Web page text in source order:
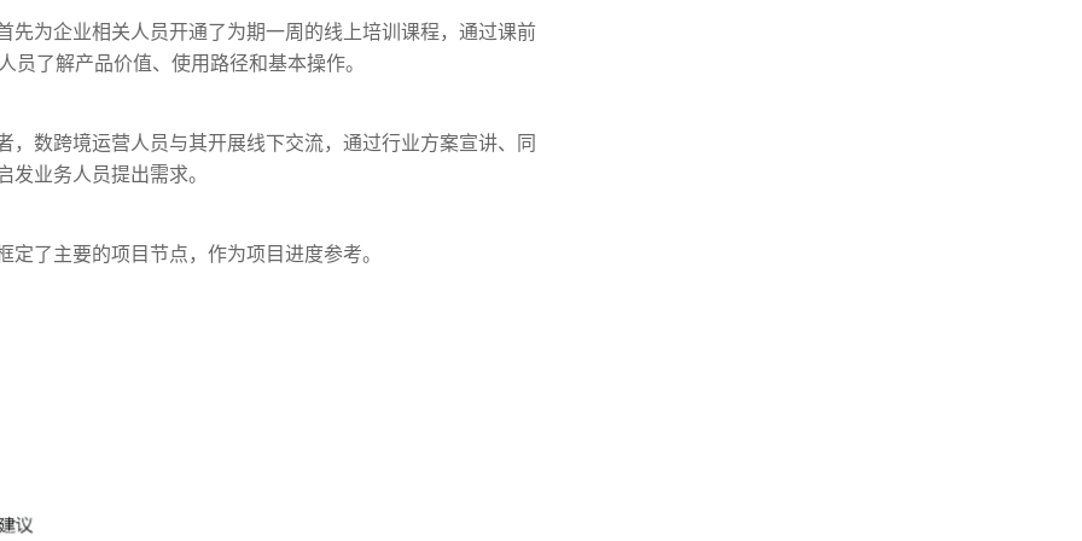
为企业相关人员开通了为期一周的线上培训课程，通过课前
了解产品价值、使用路径和基本操作。
数跨境运营人员与其开展线下交流，通过行业方案宣讲、同
业务人员提出需求。
了主要的项目节点，作为项目进度参考。